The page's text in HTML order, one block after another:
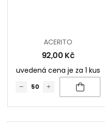
ACERITO
92,00 Kč
uvedená cena je za 1 kus